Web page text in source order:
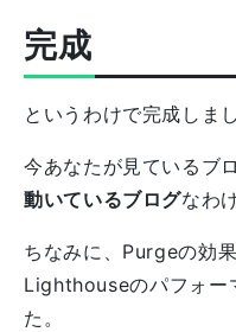
完成
というわけで完成しまし
今あなたが見ているブ
動いているブログなわ
ちなみに、Purgeの効
Lighthouseのパフォー
た。